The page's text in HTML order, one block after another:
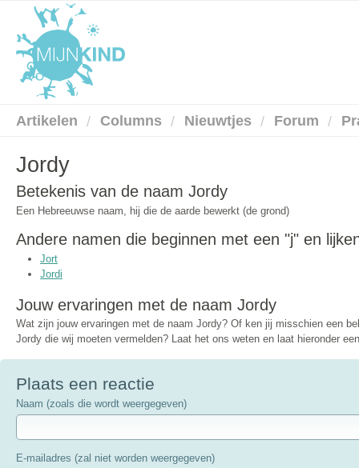
Artikelen Columns Nieuwtjes Forum
Jordy
Betekenis van de naam Jordy
Een Hebreeuwse naam, hij die de aarde bewerkt (de grond)
Andere namen die beginnen met een "j" en
Jort
Jordi
Jouw ervaringen met de naam Jordy
Wat zijn jouw ervaringen met de naam Jordy? Of ken jij misschien een
Jordy die wij moeten vermelden? Laat het ons weten en laat hieronder
Plaats een reactie
Naam (zoals die wordt weergegeven)
E-mailadres (zal niet worden weergegeven)